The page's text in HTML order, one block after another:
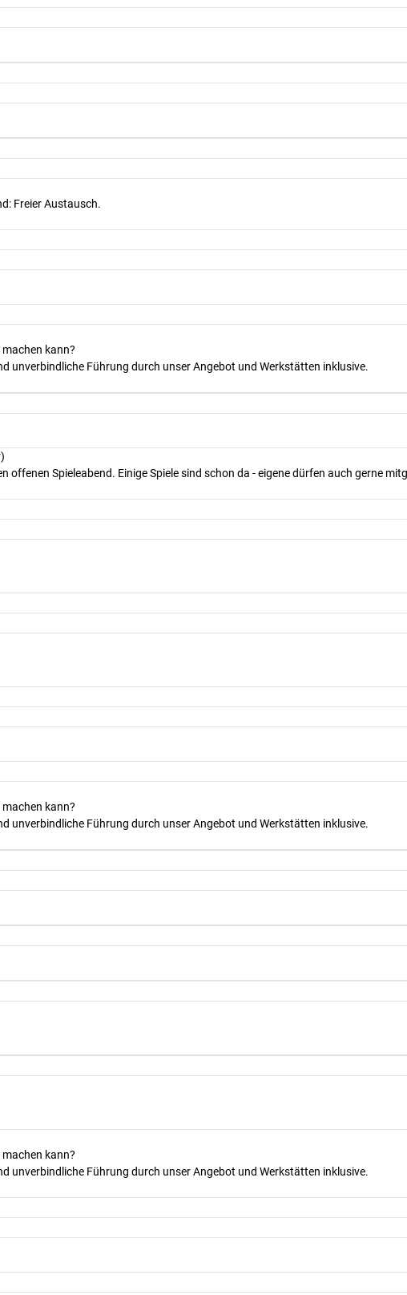
Freier Austausch.
kann?
unverbindliche Führung durch unser Angebot und Werkstätten inklusive.
Spieleabend. Einige Spiele sind schon da - eigene dürfen auch gerne
kann?
unverbindliche Führung durch unser Angebot und Werkstätten inklusive.
kann?
unverbindliche Führung durch unser Angebot und Werkstätten inklusive.